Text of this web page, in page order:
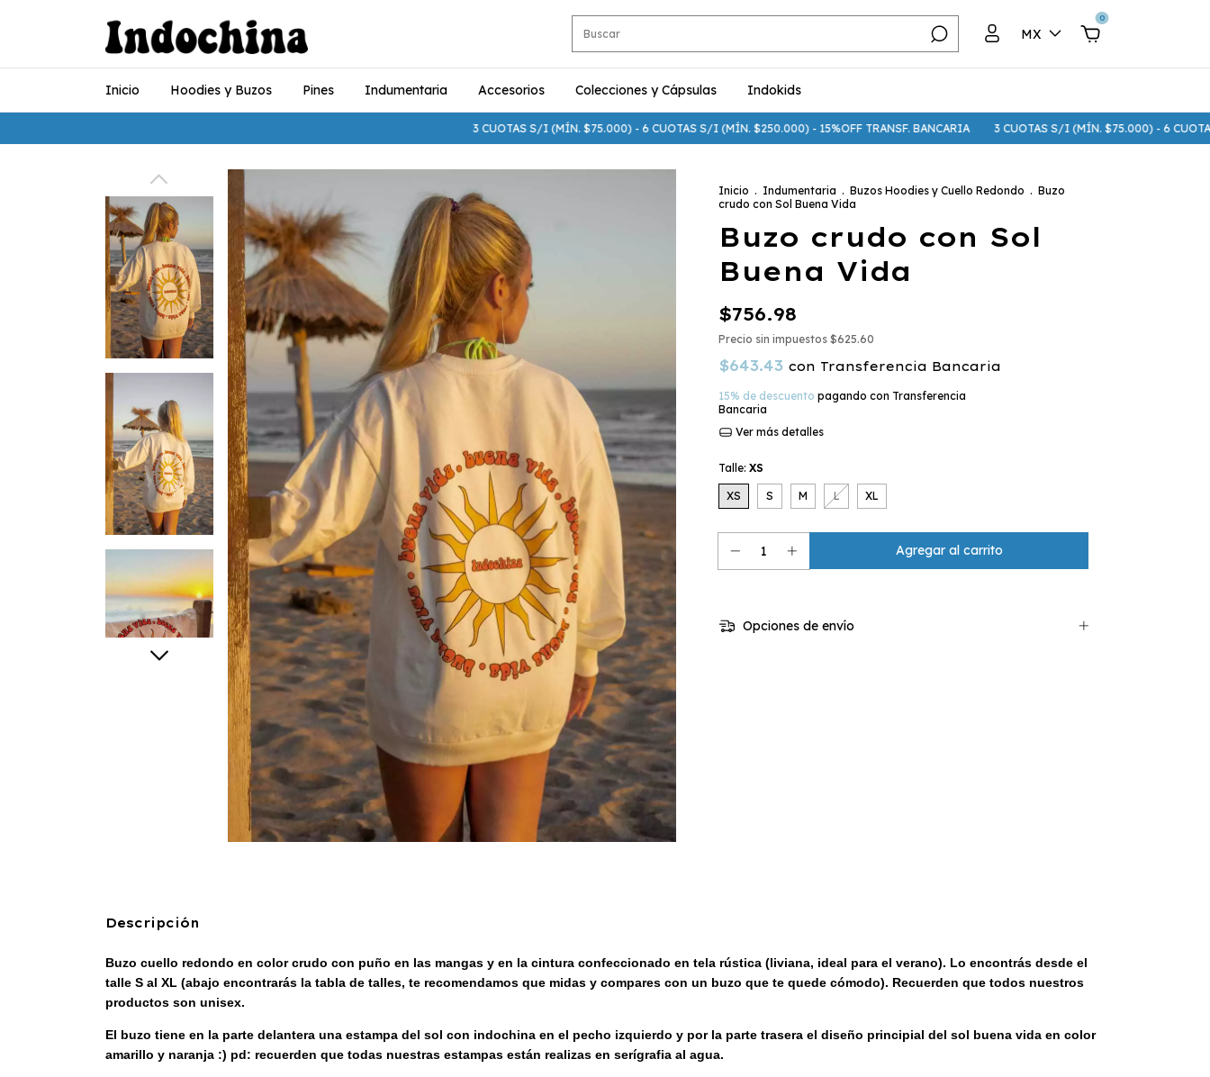
MX
0
Inicio Hoodies y Buzos Pines Indumentaria Accesorios Colecciones y Cápsulas Indokids
3 CUOTAS S/I (MÍN. $75.000) - 6 CUOTAS S/I (MÍN. $250.000) - 15%OFF TRANSF. BANCARIA 3 CUOTAS S/I (MÍN. $75.000) - 6 CUOTAS S/I
Inicio . Indumentaria . Buzos Hoodies y Cuello Redondo . Buzo
crudo con Sol Buena Vida
Buzo crudo con Sol
Buena Vida
$756.98
Precio sin impuestos $625.60
$643.43 con Transferencia Bancaria
15% de descuento pagando con Transferencia
Bancaria
Ver más detalles
Talle: XS
XS S M L XL
Opciones de envío
Descripción
Buzo cuello redondo en color crudo con puño en las mangas y en la cintura confeccionado en tela rústica (liviana, ideal para el verano). Lo encontrás desde el
talle S al XL (abajo encontrarás la tabla de talles, te recomendamos que midas y compares con un buzo que te quede cómodo). Recuerden que todos nuestros
productos son unisex.
El buzo tiene en la parte delantera una estampa del sol con indochina en el pecho izquierdo y por la parte trasera el diseño principial del sol buena vida en color
amarillo y naranja :) pd: recuerden que todas nuestras estampas están realizas en serígrafia al agua.